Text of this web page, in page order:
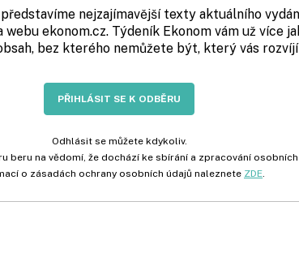
nejzajímavější texty aktuálního
ekonom.cz. Týdeník Ekonom vám už více
bez kterého nemůžete být, který vás rozvíjí
PŘIHLÁSIT SE K ODBĚRU
Odhlásit se můžete kdykoliv.
beru na vědomí, že dochází ke sbírání a zpracování osobních
o zásadách ochrany osobních údajů naleznete ZDE.